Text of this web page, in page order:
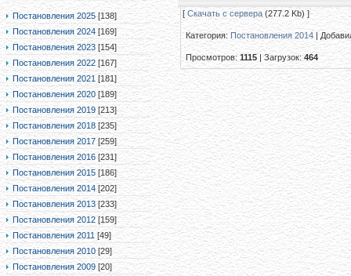
Постановления 2025 [138]
Постановления 2024 [169]
Постановления 2023 [154]
Постановления 2022 [167]
Постановления 2021 [181]
Постановления 2020 [189]
Постановления 2019 [213]
Постановления 2018 [235]
Постановления 2017 [259]
Постановления 2016 [231]
Постановления 2015 [186]
Постановления 2014 [202]
Постановления 2013 [233]
Постановления 2012 [159]
Постановления 2011 [49]
Постановления 2010 [29]
Постановления 2009 [20]
[Скачать с сервера (277.2 Kb) ]
Категория: Постановления 2014|
Просмотров:1115|Загрузок:464